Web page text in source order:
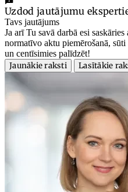
Uzdod jautājumu
Tavs jautājums
Ja arī Tu savā darbā esi
normatīvo aktu piemērošanā,
un centīsimies palīdzēt!
Jaunākie raksti
Lasītākie